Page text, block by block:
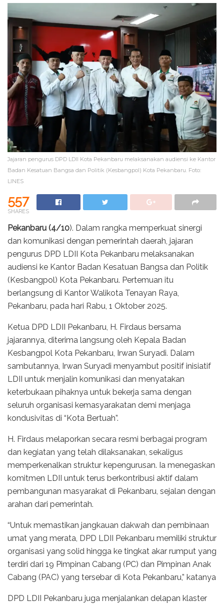
Jajaran pengurus DPD LDII Kota Pekanbaru melaksanakan audiensi ke Kantor
Badan Kesatuan Bangsa dan Politik (Kesbangpol) Kota Pekanbaru. Foto:
LINES
557
SHARES
Pekanbaru (4/10). Dalam rangka memperkuat sinergi
dan komunikasi dengan pemerintah daerah, jajaran
pengurus DPD LDII Kota Pekanbaru melaksanakan
audiensi ke Kantor Badan Kesatuan Bangsa dan Politik
(Kesbangpol) Kota Pekanbaru. Pertemuan itu
berlangsung di Kantor Walikota Tenayan Raya,
Pekanbaru, pada hari Rabu, 1 Oktober 2025.
Ketua DPD LDII Pekanbaru, H. Firdaus bersama
jajarannya, diterima langsung oleh Kepala Badan
Kesbangpol Kota Pekanbaru, Irwan Suryadi. Dalam
sambutannya, Irwan Suryadi menyambut positif inisiatif
LDII untuk menjalin komunikasi dan menyatakan
keterbukaan pihaknya untuk bekerja sama dengan
seluruh organisasi kemasyarakatan demi menjaga
kondusivitas di “Kota Bertuah”.
H. Firdaus melaporkan secara resmi berbagai program
dan kegiatan yang telah dilaksanakan, sekaligus
memperkenalkan struktur kepengurusan. Ia menegaskan
komitmen LDII untuk terus berkontribusi aktif dalam
pembangunan masyarakat di Pekanbaru, sejalan dengan
arahan dari pemerintah.
“Untuk memastikan jangkauan dakwah dan pembinaan
umat yang merata, DPD LDII Pekanbaru memiliki struktur
organisasi yang solid hingga ke tingkat akar rumput yang
terdiri dari 19 Pimpinan Cabang (PC) dan Pimpinan Anak
Cabang (PAC) yang tersebar di Kota Pekanbaru,” katanya
DPD LDII Pekanbaru juga menjalankan delapan klaster